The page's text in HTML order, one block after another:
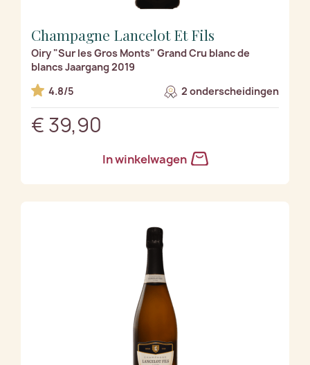
Champagne Lancelot Et Fils
Oiry "Sur les Gros Monts" Grand Cru blanc de
blancs Jaargang 2019
4.8/5
2 onderscheidingen
€ 39,90
In winkelwagen